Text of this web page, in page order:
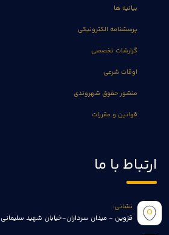
بیانیه ها
پرسشنامه الکترونیکی
گزارشات تخصصی
اوقات شرعی
منشور حقوق شهروندی
قوانین و مقررات
ارتباط با ما
نشانی:
قزوین - میدان سرداران-خیابان شهید سلیمانی